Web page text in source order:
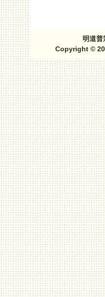
明道
Copyright ©